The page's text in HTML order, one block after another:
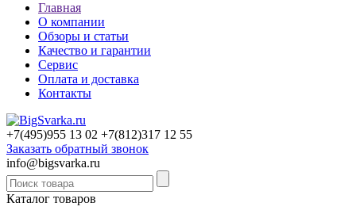
Главная
О компании
Обзоры и статьи
Качество и гарантии
Сервис
Оплата и доставка
Контакты
+7(495)955 13 02 +7(812)317 12 55
Заказать обратный звонок
info@bigsvarka.ru
Каталог товаров